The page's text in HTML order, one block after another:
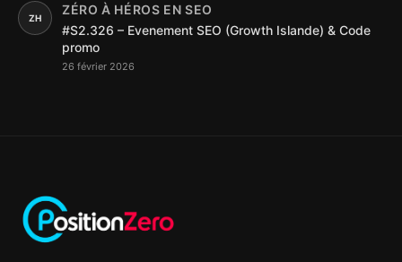
ZH
ZÉRO À HÉROS EN SEO
#S2.326 – Evenement SEO (Growth Islande) & Code
promo
26 février 2026